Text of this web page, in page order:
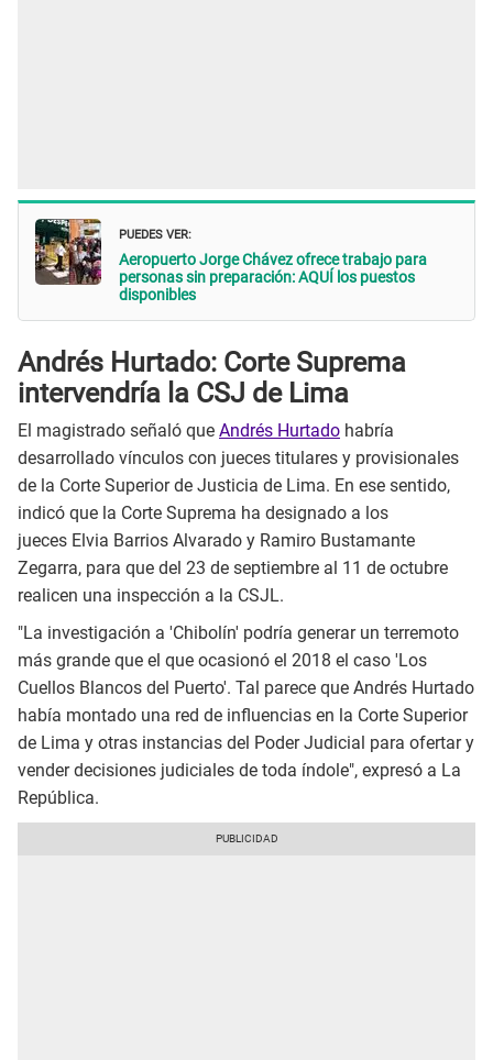
PUEDES VER:
Aeropuerto Jorge Chávez ofrece trabajo para
personas sin preparación: AQUÍ los puestos
disponibles
Andrés Hurtado: Corte Suprema
intervendría la CSJ de Lima
El magistrado señaló que Andrés Hurtado habría
desarrollado vínculos con jueces titulares y provisionales
de la Corte Superior de Justicia de Lima. En ese sentido,
indicó que la Corte Suprema ha designado a los
jueces Elvia Barrios Alvarado y Ramiro Bustamante
Zegarra, para que del 23 de septiembre al 11 de octubre
realicen una inspección a la CSJL.
"La investigación a 'Chibolín' podría generar un terremoto
más grande que el que ocasionó el 2018 el caso 'Los
Cuellos Blancos del Puerto'. Tal parece que Andrés Hurtado
había montado una red de influencias en la Corte Superior
de Lima y otras instancias del Poder Judicial para ofertar y
vender decisiones judiciales de toda índole", expresó a La
República.